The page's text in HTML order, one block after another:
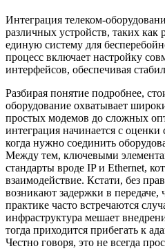
Интеграция телеком-
различных устройств, таких как
единую систему для
процесс включает настройку
интерфейсов, обеспечивая
Разбирая понятие подробнее,
оборудование охватывает
простых модемов до сложных
интеграция начинается с
когда нужно соединить
Между тем, ключевыми
стандарты вроде IP и Ethernet,
взаимодействие. Кстати, без
возникают задержки в передаче,
практике часто встречаются
инфраструктура мешает
тогда приходится прибегать к
Честно говоря, это не всегда